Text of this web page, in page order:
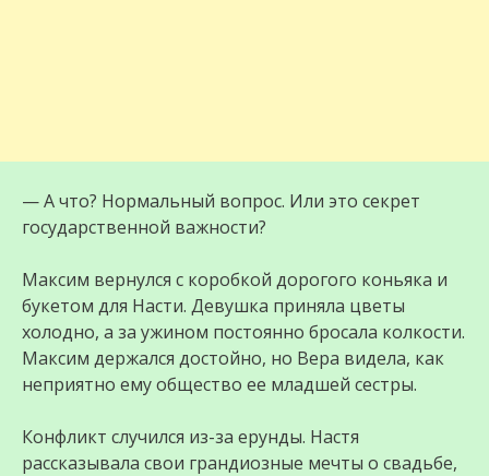
— А что? Нормальный вопрос. Или это секрет
государственной важности?
Максим вернулся с коробкой дорогого коньяка и
букетом для Насти. Девушка приняла цветы
холодно, а за ужином постоянно бросала колкости.
Максим держался достойно, но Вера видела, как
неприятно ему общество ее младшей сестры.
Конфликт случился из-за ерунды. Настя
рассказывала свои грандиозные мечты о свадьбе,